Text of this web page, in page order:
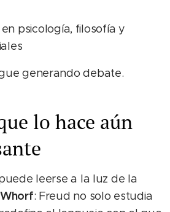
psicología, filosofía y
generando debate.
lo hace aún
leerse a la luz de la
: Freud no solo estudia